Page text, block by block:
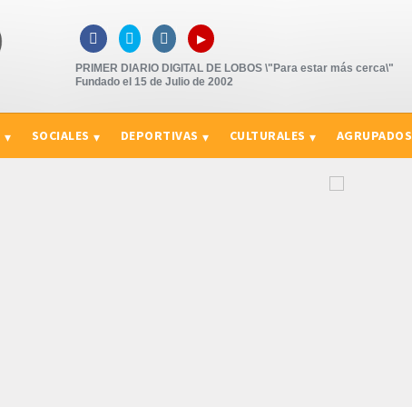
   ▸
PRIMER DIARIO DIGITAL DE LOBOS \"Para estar más cerca\"
Fundado el 15 de Julio de 2002
SOCIALES DEPORTIVAS CULTURALES AGRUPADOS